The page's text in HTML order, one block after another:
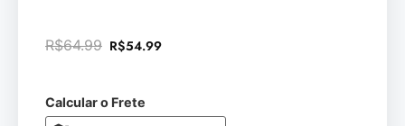
R$64.99 R$54.99
Calcular o Frete